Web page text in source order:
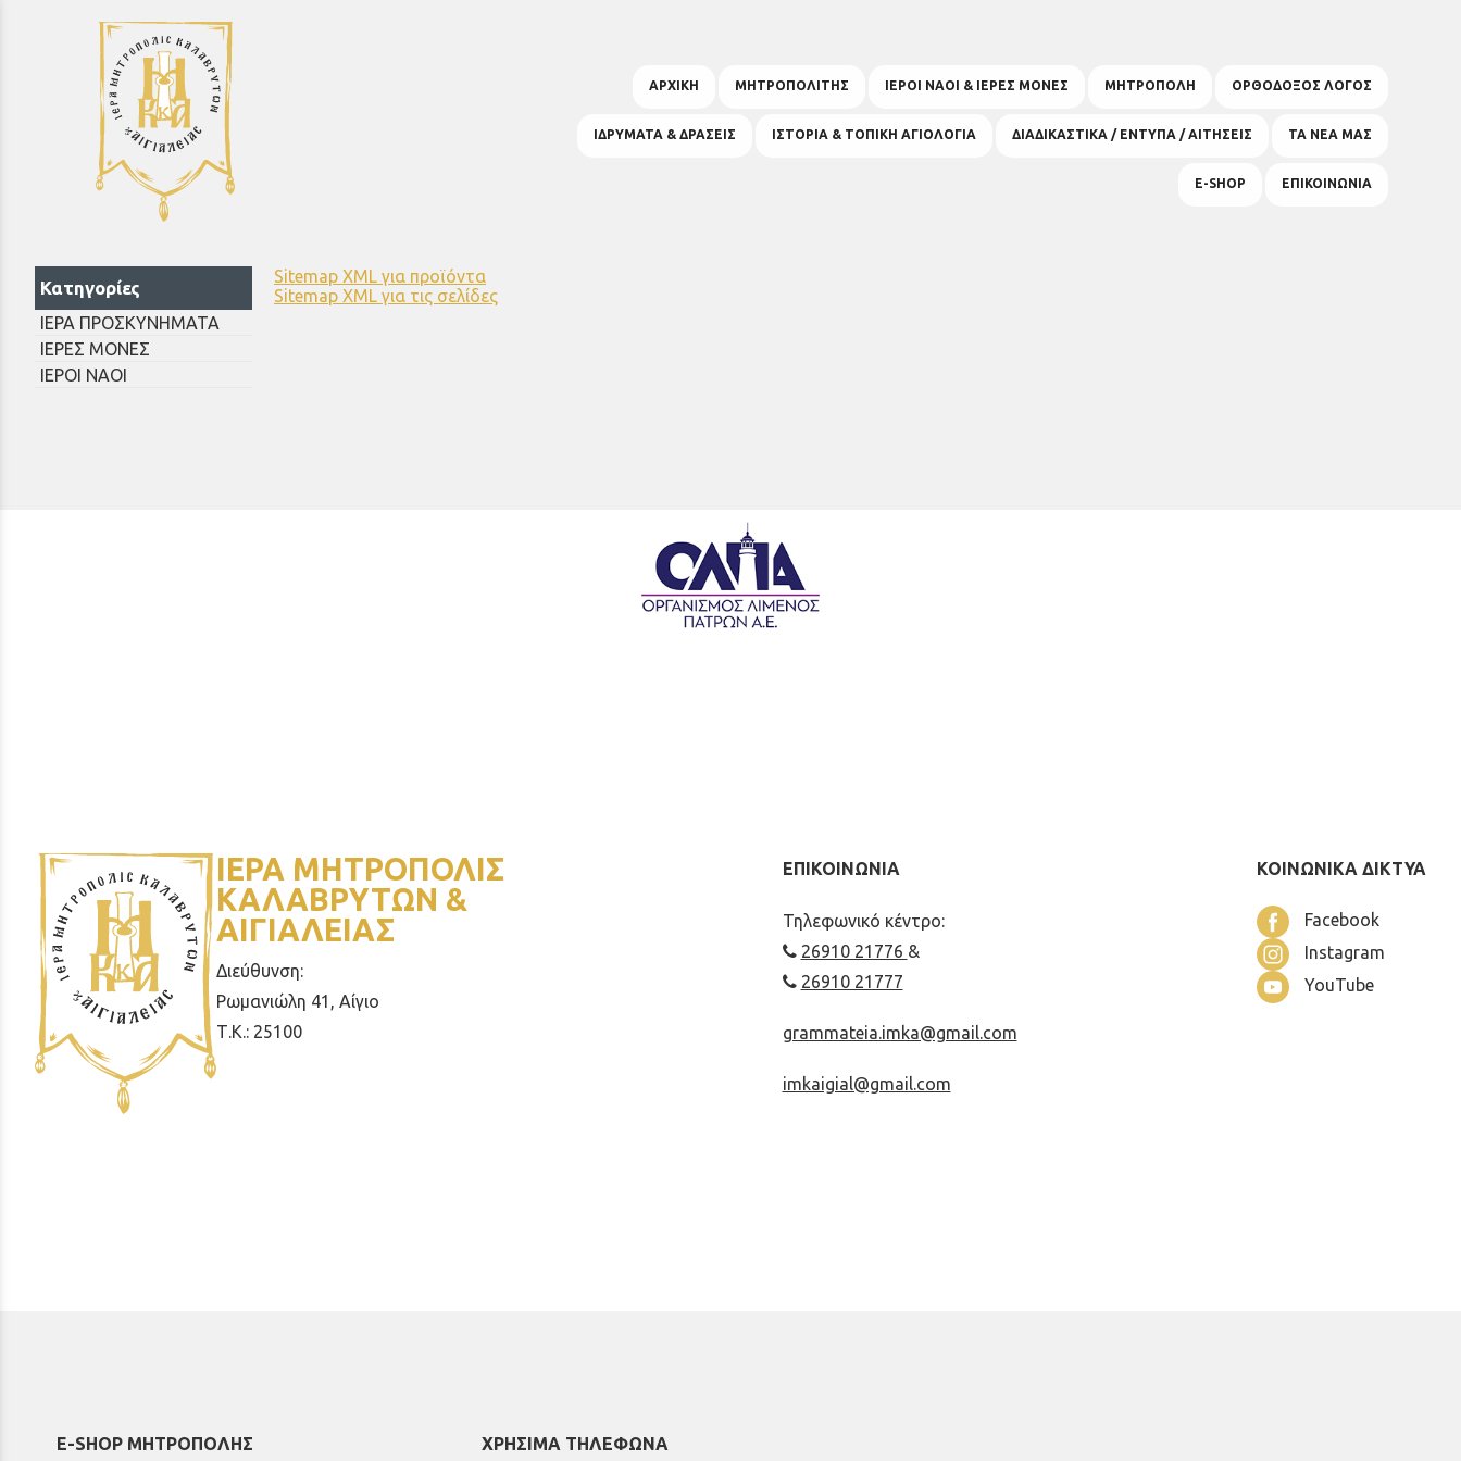
/
ΑΡΧΙΚΗ ΜΗΤΡΟΠΟΛΙΤΗΣ ΙΕΡΟΙ ΝΑΟΙ & ΙΕΡΕΣ ΜΟΝΕΣ ΜΗΤΡΟΠΟΛΗ ΟΡΘΟΔΟΞΟΣ ΛΟΓΟΣ
ΙΔΡΥΜΑΤΑ & ΔΡΑΣΕΙΣ ΙΣΤΟΡΙΑ & ΤΟΠΙΚΗ ΑΓΙΟΛΟΓΙΑ ΔΙΑΔΙΚΑΣΤΙΚΑ / ΕΝΤΥΠΑ / ΑΙΤΗΣΕΙΣ ΤΑ ΝΕΑ ΜΑΣ
E-SHOP ΕΠΙΚΟΙΝΩΝΙΑ
Κατηγορίες
ΙΕΡΑ ΠΡΟΣΚΥΝΗΜΑΤΑ
ΙΕΡΕΣ ΜΟΝΕΣ
ΙΕΡΟΙ ΝΑΟΙ
Sitemap XML για προϊόντα
Sitemap XML για τις σελίδες
ΙΕΡΑ ΜΗΤΡΟΠΟΛΙΣ
ΚΑΛΑΒΡΥΤΩΝ &
ΑΙΓΙΑΛΕΙΑΣ
Διεύθυνση:
Ρωμανιώλη 41, Αίγιο
Τ.Κ.: 25100
ΕΠΙΚΟΙΝΩΝΙΑ
Τηλεφωνικό κέντρο:
26910 21776 &
26910 21777
grammateia.imka@gmail.com
imkaigial@gmail.com
ΚΟΙΝΩΝΙΚΑ ΔΙΚΤΥΑ
Facebook
Instagram
YouTube
E-SHOP ΜΗΤΡΟΠΟΛΗΣ ΧΡΗΣΙΜΑ ΤΗΛΕΦΩΝΑ